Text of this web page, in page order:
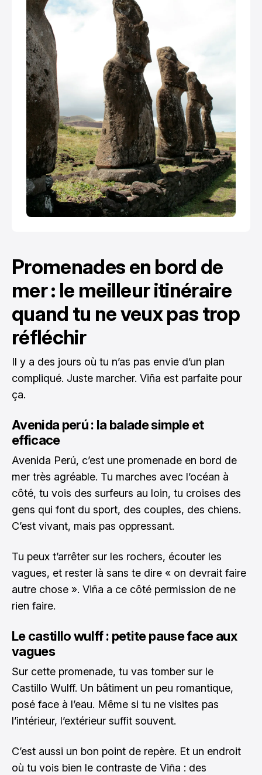
Promenades en bord de
mer : le meilleur itinéraire
quand tu ne veux pas trop
réfléchir
Il y a des jours où tu n’as pas envie d’un plan
compliqué. Juste marcher. Viña est parfaite pour
ça.
Avenida perú : la balade simple et
efficace
Avenida Perú, c’est une promenade en bord de
mer très agréable. Tu marches avec l’océan à
côté, tu vois des surfeurs au loin, tu croises des
gens qui font du sport, des couples, des chiens.
C’est vivant, mais pas oppressant.
Tu peux t’arrêter sur les rochers, écouter les
vagues, et rester là sans te dire « on devrait faire
autre chose ». Viña a ce côté permission de ne
rien faire.
Le castillo wulff : petite pause face aux
vagues
Sur cette promenade, tu vas tomber sur le
Castillo Wulff. Un bâtiment un peu romantique,
posé face à l’eau. Même si tu ne visites pas
l’intérieur, l’extérieur suffit souvent.
C’est aussi un bon point de repère. Et un endroit
où tu vois bien le contraste de Viña : des